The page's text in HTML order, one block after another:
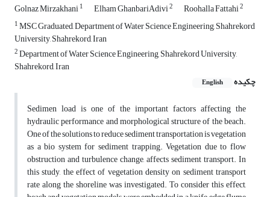
Golnaz Mirzakhani1 Elham GhanbariAdivi2 Roohalla Fattahi2
1MSC Graduated, Department of Water Science Engineering, Shahrekord
University, Shahrekord, Iran
2Department of Water Science Engineering, Shahrekord University,
Shahrekord, Iran
چکیده
English
Sedimen load is one of the important factors affecting the
hydraulic performance and morphological structure of the beach.
One of the solutions to reduce sediment transportation is vegetation
as a bio system for sediment trapping. Vegetation due to flow
obstruction and turbulence change, affects sediment transport. In
this study, the effect of vegetation density on sediment transport
rate along the shoreline was investigated. To consider this effect,